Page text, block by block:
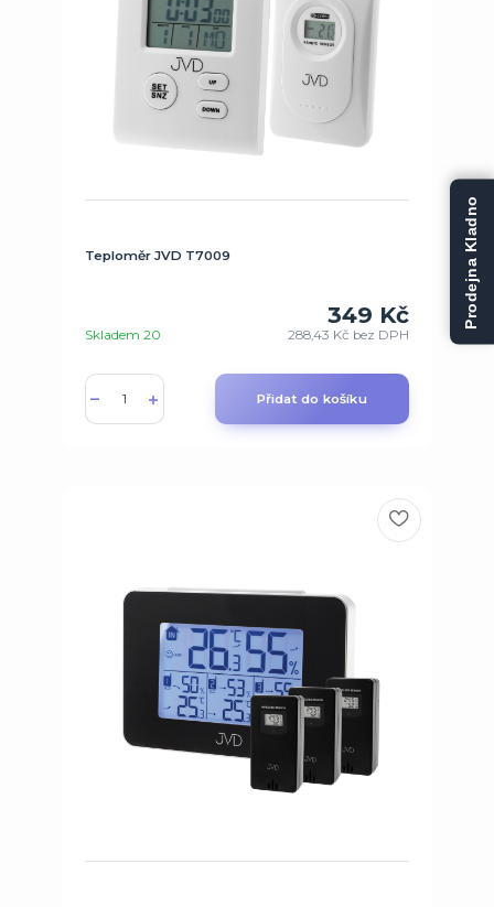
Teploměr JVD T7009
349 Kč
288,43 Kč bez DPH
Skladem 20
Přidat do košíku
Prodejna Kladno